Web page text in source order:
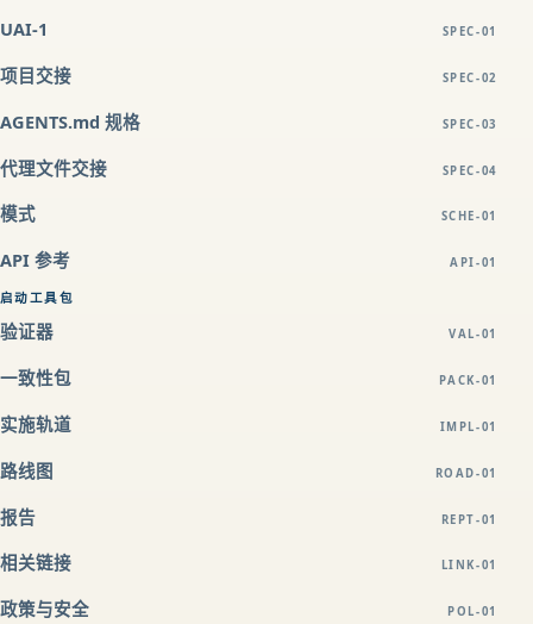
UAI-1 SPEC-01
项目交接 SPEC-02
AGENTS.md 规格 SPEC-03
代理文件交接 SPEC-04
模式 SCHE-01
API 参考 API-01
启动工具包
验证器 VAL-01
一致性包 PACK-01
实施轨道 IMPL-01
路线图 ROAD-01
报告 REPT-01
相关链接 LINK-01
政策与安全 POL-01